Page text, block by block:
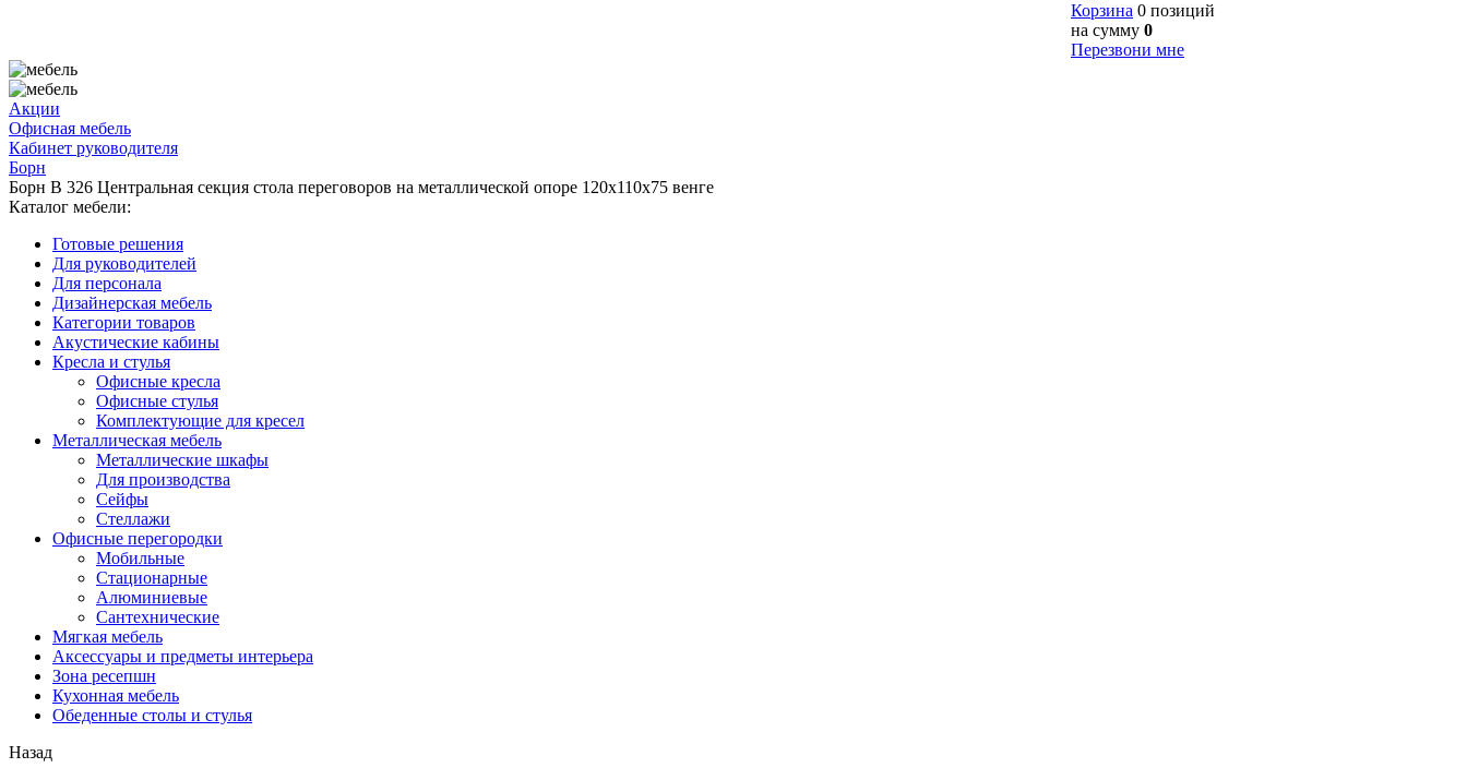
Корзина 0 позиций
на сумму 0
Перезвони мне
Акции
Офисная мебель
Кабинет руководителя
Борн
Борн В 326 Центральная секция стола переговоров на металлической опоре 120x110x75 венге
Каталог мебели:
Готовые решения
Для руководителей
Для персонала
Дизайнерская мебель
Категории товаров
Акустические кабины
Кресла и стулья
Офисные кресла
Офисные стулья
Комплектующие для кресел
Металлическая мебель
Металлические шкафы
Для производства
Сейфы
Стеллажи
Офисные перегородки
Мобильные
Стационарные
Алюминиевые
Сантехнические
Мягкая мебель
Аксессуары и предметы интерьера
Зона ресепшн
Кухонная мебель
Обеденные столы и стулья
Назад